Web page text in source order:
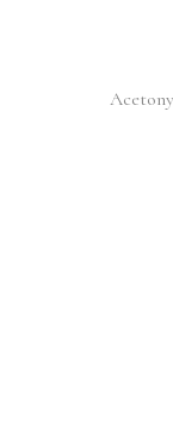
Acetony